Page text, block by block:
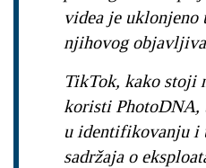
videa je uklonjeno
njihovog
TikTok, kako stoji
koristi PhotoDNA,
u identifikovanju i
sadržaja o